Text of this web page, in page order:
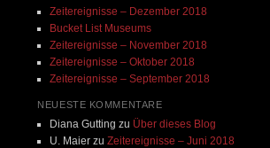
Zeitereignisse – Dezember 2018
Bucket List Museums
Zeitereignisse – November 2018
Zeitereignisse – Oktober 2018
Zeitereignisse – September 2018
NEUESTE KOMMENTARE
Diana Gutting zu Über dieses Blog
U. Maierzu Zeitereignisse – Juni 2018